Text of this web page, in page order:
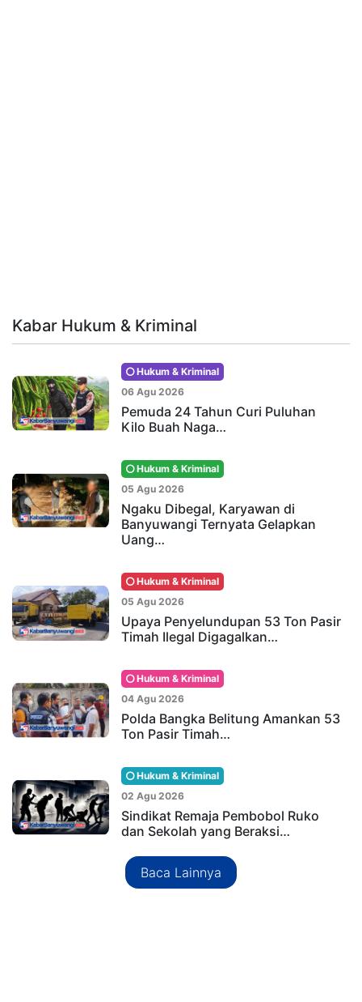
Kabar Hukum & Kriminal
Hukum & Kriminal
06 Agu 2026
Pemuda 24 Tahun Curi Puluhan
Kilo Buah Naga…
Hukum & Kriminal
05 Agu 2026
Ngaku Dibegal, Karyawan di
Banyuwangi Ternyata Gelapkan
Uang…
Hukum & Kriminal
05 Agu 2026
Upaya Penyelundupan 53 Ton Pasir
Timah Ilegal Digagalkan…
Hukum & Kriminal
04 Agu 2026
Polda Bangka Belitung Amankan 53
Ton Pasir Timah…
Hukum & Kriminal
02 Agu 2026
Sindikat Remaja Pembobol Ruko
dan Sekolah yang Beraksi…
Baca Lainnya